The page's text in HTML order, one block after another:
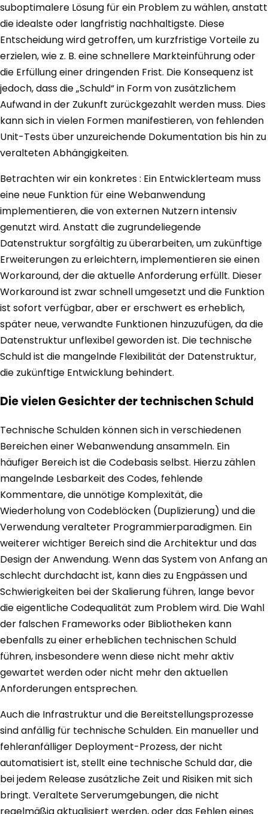
suboptimalere Lösung für ein Problem zu wählen, anstatt
die idealste oder langfristig nachhaltigste. Diese
Entscheidung wird getroffen, um kurzfristige Vorteile zu
erzielen, wie z. B. eine schnellere Markteinführung oder
die Erfüllung einer dringenden Frist. Die Konsequenz ist
jedoch, dass die „Schuld“ in Form von zusätzlichem
Aufwand in der Zukunft zurückgezahlt werden muss. Dies
kann sich in vielen Formen manifestieren, von fehlenden
Unit-Tests über unzureichende Dokumentation bis hin zu
veralteten Abhängigkeiten.
Betrachten wir ein konkretes : Ein Entwicklerteam muss
eine neue Funktion für eine Webanwendung
implementieren, die von externen Nutzern intensiv
genutzt wird. Anstatt die zugrundeliegende
Datenstruktur sorgfältig zu überarbeiten, um zukünftige
Erweiterungen zu erleichtern, implementieren sie einen
Workaround, der die aktuelle Anforderung erfüllt. Dieser
Workaround ist zwar schnell umgesetzt und die Funktion
ist sofort verfügbar, aber er erschwert es erheblich,
später neue, verwandte Funktionen hinzuzufügen, da die
Datenstruktur unflexibel geworden ist. Die technische
Schuld ist die mangelnde Flexibilität der Datenstruktur,
die zukünftige Entwicklung behindert.
Die vielen Gesichter der technischen Schuld
Technische Schulden können sich in verschiedenen
Bereichen einer Webanwendung ansammeln. Ein
häufiger Bereich ist die Codebasis selbst. Hierzu zählen
mangelnde Lesbarkeit des Codes, fehlende
Kommentare, die unnötige Komplexität, die
Wiederholung von Codeblöcken (Duplizierung) und die
Verwendung veralteter Programmierparadigmen. Ein
weiterer wichtiger Bereich sind die Architektur und das
Design der Anwendung. Wenn das System von Anfang an
schlecht durchdacht ist, kann dies zu Engpässen und
Schwierigkeiten bei der Skalierung führen, lange bevor
die eigentliche Codequalität zum Problem wird. Die Wahl
der falschen Frameworks oder Bibliotheken kann
ebenfalls zu einer erheblichen technischen Schuld
führen, insbesondere wenn diese nicht mehr aktiv
gewartet werden oder nicht mehr den aktuellen
Anforderungen entsprechen.
Auch die Infrastruktur und die Bereitstellungsprozesse
sind anfällig für technische Schulden. Ein manueller und
fehleranfälliger Deployment-Prozess, der nicht
automatisiert ist, stellt eine technische Schuld dar, die
bei jedem Release zusätzliche Zeit und Risiken mit sich
bringt. Veraltete Serverumgebungen, die nicht
regelmäßig aktualisiert werden, oder das Fehlen eines